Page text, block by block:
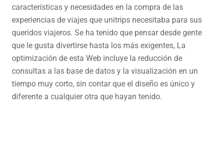
características y necesidades en la compra de las
experiencias de viajes que unitrips necesitaba para sus
queridos viajeros. Se ha tenido que pensar desde gente
que le gusta divertirse hasta los más exigentes, La
optimización de esta Web incluye la reducción de
consultas a las base de datos y la visualización en un
tiempo muy corto, sin contar que el diseño es único y
diferente a cualquier otra que hayan tenido.